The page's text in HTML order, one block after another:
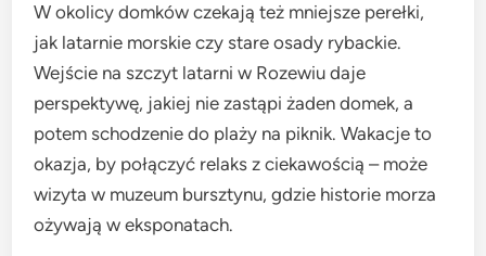
W okolicy domków czekają też mniejsze perełki,
jak latarnie morskie czy stare osady rybackie.
Wejście na szczyt latarni w Rozewiu daje
perspektywę, jakiej nie zastąpi żaden domek, a
potem schodzenie do plaży na piknik. Wakacje to
okazja, by połączyć relaks z ciekawością – może
wizyta w muzeum bursztynu, gdzie historie morza
ożywają w eksponatach.